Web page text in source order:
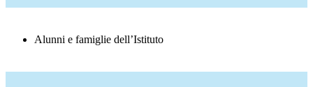
Alunni e famiglie dell’Istituto